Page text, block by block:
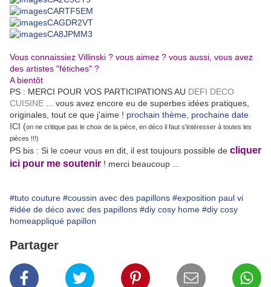
Vous connaissiez Villinski ? vous aimez ? vous aussi, vous avez
des artistes "fétiches" ?
A bientôt
PS : MERCI POUR VOS PARTICIPATIONS AU DEFI DECO
CUISINE ... vous avez encore eu de superbes idées pratiques,
originales, tout ce que j'aime ! prochain thème, prochaine date
ICI (on ne critique pas le choix de la pièce, en déco il faut s'intéresser à toutes les
pièces !!!)
PS bis : Si le coeur vous en dit, il est toujours possible de cliquer
ici pour me soutenir ! merci beaucoup ...
#tuto couture #coussin avec des papillons #exposition paul vi
#idée de déco avec des papillons #diy cosy home #diy cosy
homeappliqué papillon
Partager